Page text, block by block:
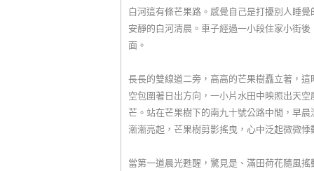
白河這有條芒果路。感覺自己是打擾別人睡
安靜的白河清晨。車子經過一小段住家小街
面。
長長的雙線道二旁，高高的芒果樹矗立著，
空包圍著日出方向，一小片水田中映照出天
芒。站在芒果樹下的南九十號公路中間，早
漸漸亮起，芒果樹剪影搖曳，心中泛起微微悸
當第一道晨光甦醒，驚見是、滿田荷花隨風